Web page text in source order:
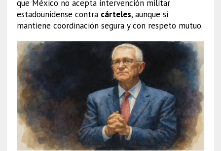
que México no acepta intervención militar
estadounidense contra cárteles, aunque sí
mantiene coordinación segura y con respeto mutuo.